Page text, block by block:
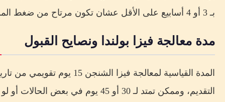
بـ 3 أو 4 أسابيع على الأقل عشان تكون مرتاح من ضغط المواعيد.
مدة معالجة فيزا بولندا ونصايح القبول
المدة القياسية لمعالجة فيزا الشنجن 15 يوم تقويمي من
التقديم، وممكن تمتد لـ 30 أو 45 يوم في بعض